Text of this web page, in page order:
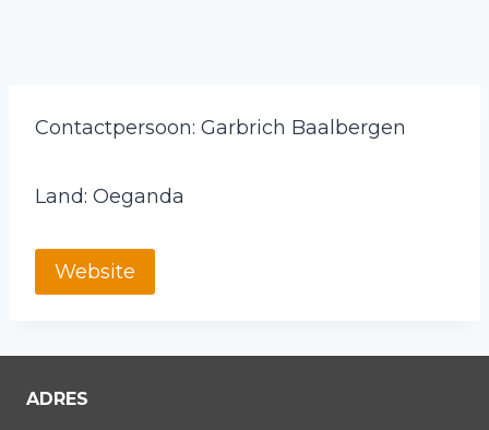
Contactpersoon: Garbrich Baalbergen
Land: Oeganda
Website
ADRES